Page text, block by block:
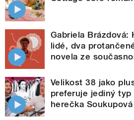
Gabriela Brázdová:
lidé, dva
novela ze
Velikost 38 jako
preferuje jediný
herečka Soukupová